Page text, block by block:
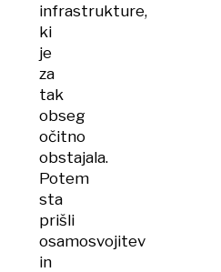
infrastrukture,
ki
je
za
tak
obseg
očitno
obstajala.
Potem
sta
prišli
osamosvojitev
in